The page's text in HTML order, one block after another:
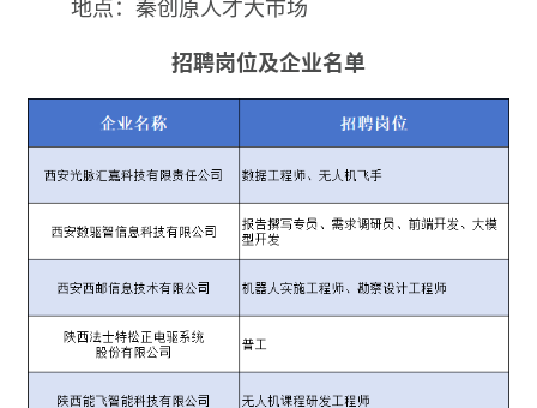
招聘岗位及企业名单